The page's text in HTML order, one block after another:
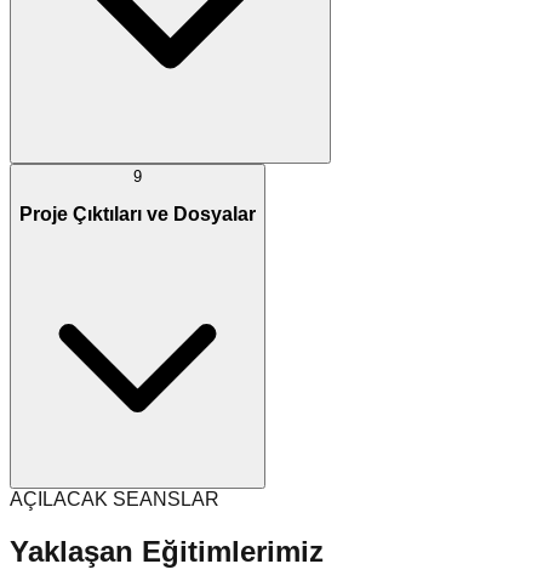
9
Proje Çıktıları ve Dosyalar
AÇILACAK SEANSLAR
Yaklaşan Eğitimlerimiz